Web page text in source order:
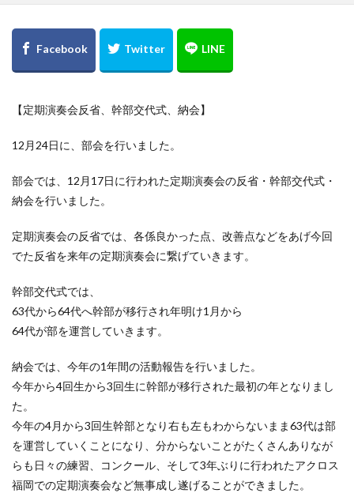
【定期演奏会反省、幹部交代式、納会】
12月24日に、部会を行いました。
部会では、12月17日に行われた定期演奏会の反省・幹部交代式・
納会を行いました。
定期演奏会の反省では、各係良かった点、改善点などをあげ今回
でた反省を来年の定期演奏会に繋げていきます。
幹部交代式では、
63代から64代へ幹部が移行され年明け1月から
64代が部を運営していきます。
納会では、今年の1年間の活動報告を行いました。
今年から4回生から3回生に幹部が移行された最初の年となりまし
た。
今年の4月から3回生幹部となり右も左もわからないまま63代は部
を運営していくことになり、分からないことがたくさんありなが
らも日々の練習、コンクール、そして3年ぶりに行われたアクロス
福岡での定期演奏会など無事成し遂げることができました。